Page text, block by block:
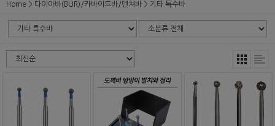
Home 다이아바(BUR)/카바이드바/덴쳐바 기타 특수바